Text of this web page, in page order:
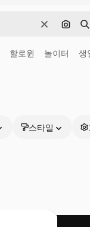
지우기이미
할로윈 놀이터 생
스타일